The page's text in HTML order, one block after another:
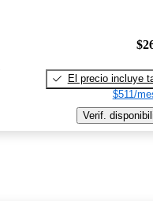
El precio incluye
$511/
Verif.